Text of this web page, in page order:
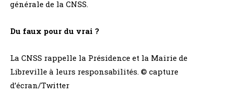
générale de la CNSS.
Du faux pour du vrai ?
La CNSS rappelle la Présidence et la Mairie de
Libreville à leurs responsabilités. © capture
d’écran/Twitter